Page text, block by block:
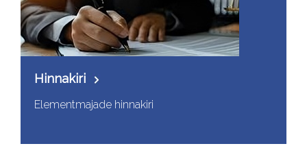
Hinnakiri
Elementmajade hinnakiri